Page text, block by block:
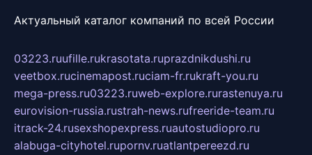
Актуальный каталог компаний по всей России
03223.ruufille.rukrasotata.ruprazdnikdushi.ru
veetbox.rucinemapost.ruciam-fr.rukraft-you.ru
mega-press.ru03223.ruweb-explore.rurastenuya.ru
eurovision-russia.rustrah-news.rufreeride-team.ru
itrack-24.rusexshopexpress.ruautostudiopro.ru
alabuga-cityhotel.rupornv.ruatlantpereezd.ru